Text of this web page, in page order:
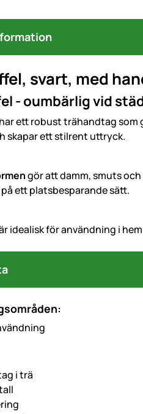
svart, med
- oumbärlig vid
ett robust trähandtag som
skapar ett stilrent uttryck.
gör att damm, smuts
ett platsbesparande sätt.
idealisk för användning i
i trä